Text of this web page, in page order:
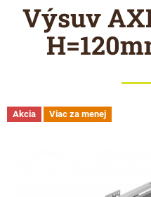
Výsuv
Akcia Viac za menej